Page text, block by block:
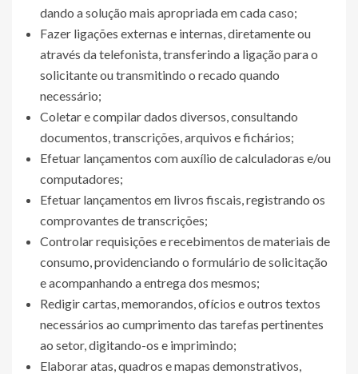
dando a solução mais apropriada em cada caso;
Fazer ligações externas e internas, diretamente ou
através da telefonista, transferindo a ligação para o
solicitante ou transmitindo o recado quando
necessário;
Coletar e compilar dados diversos, consultando
documentos, transcrições, arquivos e fichários;
Efetuar lançamentos com auxílio de calculadoras e/ou
computadores;
Efetuar lançamentos em livros fiscais, registrando os
comprovantes de transcrições;
Controlar requisições e recebimentos de materiais de
consumo, providenciando o formulário de solicitação
e acompanhando a entrega dos mesmos;
Redigir cartas, memorandos, ofícios e outros textos
necessários ao cumprimento das tarefas pertinentes
ao setor, digitando-os e imprimindo;
Elaborar atas, quadros e mapas demonstrativos,